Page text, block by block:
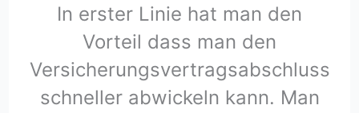
In erster Linie hat man den
Vorteil dass man den
Versicherungsvertragsabschluss
schneller abwickeln kann. Man